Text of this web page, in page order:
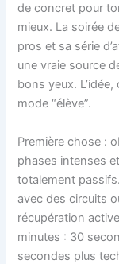
de concret pour
mieux. La soirée
pros et sa série
une vraie source
bons yeux.
mode “élève”.
Première chose :
phases intenses
totalement
avec des circuits
récupération
minutes : 30
secondes plus